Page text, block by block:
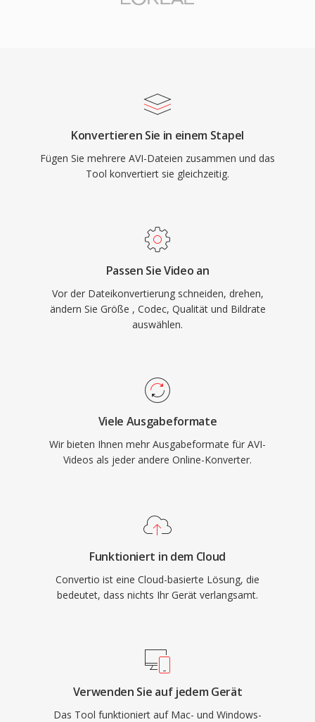
Konvertieren Sie in einem Stapel
Fügen Sie mehrere AVI-Dateien zusammen und das
Tool konvertiert sie gleichzeitig.
Passen Sie Video an
Vor der Dateikonvertierung schneiden, drehen,
ändern Sie Größe , Codec, Qualität und Bildrate
auswählen.
Viele Ausgabeformate
Wir bieten Ihnen mehr Ausgabeformate für AVI-
Videos als jeder andere Online-Konverter.
Funktioniert in dem Cloud
Convertio ist eine Cloud-basierte Lösung, die
bedeutet, dass nichts Ihr Gerät verlangsamt.
Verwenden Sie auf jedem Gerät
Das Tool funktioniert auf Mac- und Windows-